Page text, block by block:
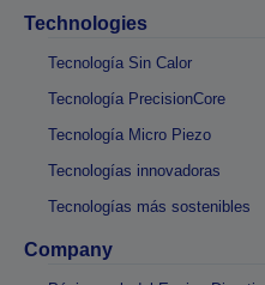
Technologies
Tecnología Sin Calor
Tecnología PrecisionCore
Tecnología Micro Piezo
Tecnologías innovadoras
Tecnologías más sostenibles
Company